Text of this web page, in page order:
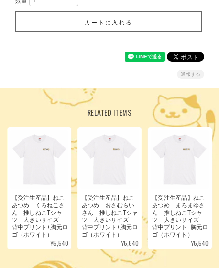
カートに入れる
通報する
RELATED ITEMS
【受注生産品】ねこ
あつめ くろねこさ
ん 推しねこTシャ
ツ 大きいサイズ
背中プリント+胸元ロ
ゴ（ホワイト）
¥5,540
【受注生産品】ねこ
あつめ おさむらい
さん 推しねこTシャ
ツ 大きいサイズ
背中プリント+胸元ロ
ゴ（ホワイト）
¥5,540
【受注生産品】ねこ
あつめ まろまゆさ
ん 推しねこTシャ
ツ 大きいサイズ
背中プリント+胸元ロ
ゴ（ホワイト）
¥5,540